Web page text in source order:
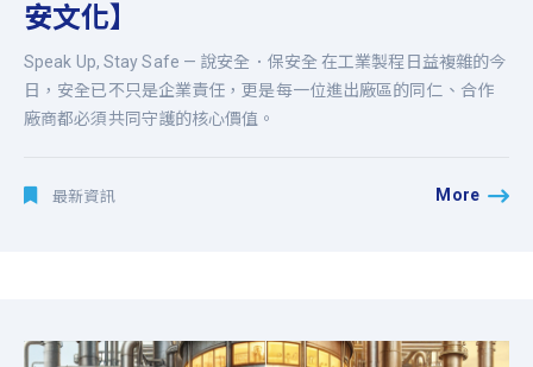
安文化】
Speak Up, Stay Safe — 說安全．保安全 在工業製程日益複雜的今
日，安全已不只是企業責任，更是每一位進出廠區的同仁、合作
廠商都必須共同守護的核心價值。
最新資訊 More